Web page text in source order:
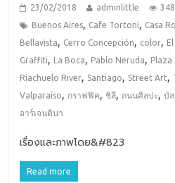
23/02/2018 adminlittle
Buenos Aires, Cafe Tortoni, Casa
Bellavista, Cerro Concepción, color,
Graffiti, La Boca, Pablo Neruda, Plaza
Riachuelo River, Santiago, Street Art,
Valparaíso, กราฟฟิค, ชิลี, ถนนศิลปะ,บั
อาร์เจนติน่า
เรื่องและภาพโดย&#823
Read more